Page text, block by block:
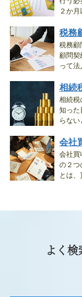
２か
税務
税務顧
顧問契
って法
相続
相続税
知った
らない
会社
会社買
の２つ
とは、
よく